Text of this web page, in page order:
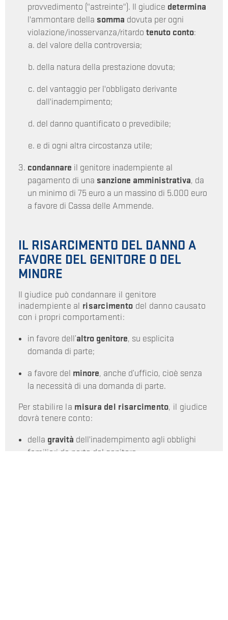
provvedimento ("astreinte"). Il giudice determina
l'ammontare della somma dovuta per ogni
violazione/inosservanza/ritardo tenuto conto:
del valore della controversia;
della natura della prestazione dovuta;
del vantaggio per l'obbligato derivante
dall'inadempimento;
del danno quantificato o prevedibile;
e di ogni altra circostanza utile;
condannare il genitore inadempiente al
pagamento di una sanzione amministrativa, da
un minimo di 75 euro a un massino di 5.000 euro
a favore di Cassa delle Ammende.
IL RISARCIMENTO DEL DANNO A
FAVORE DEL GENITORE O DEL
MINORE
Il giudice può condannare il genitore
inadempiente al risarcimento del danno causato
con i propri comportamenti:
in favore dell’altro genitore, su esplicita
domanda di parte;
a favore del minore, anche d’ufficio, cioè senza
la necessità di una domanda di parte.
Per stabilire la misura del risarcimento, il giudice
dovrà tenere conto:
della gravità dell'inadempimento agli obblighi
familiari da parte del genitore;